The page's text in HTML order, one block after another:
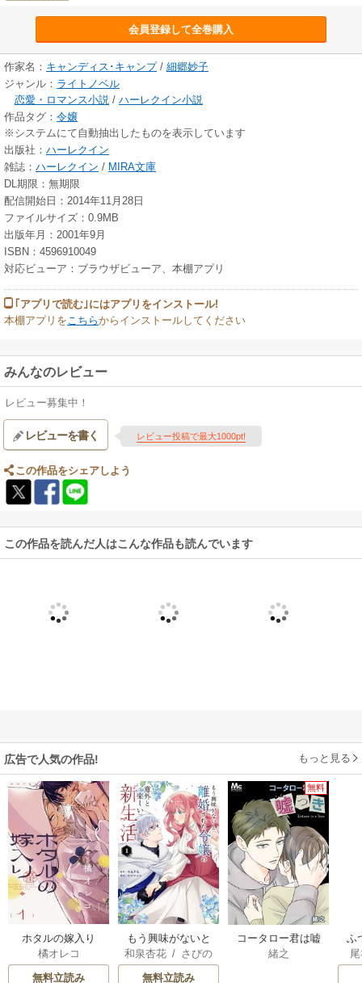
会員登録して全巻購入
作家名： キャンディス･キャンプ/ 細郷妙子
ジャンル： ライトノベル
恋愛・ロマンス小説 / ハーレクイン小説
作品タグ： 令嬢
※システムにて自動抽出したものを表示しています
出版社： ハーレクイン
雑誌： ハーレクイン / MIRA文庫
DL期限：無期限
配信開始日：2014年11月28日
ファイルサイズ：0.9MB
出版年月：2001年9月
ISBN：4596910049
対応ビューア：ブラウザビューア、本棚アプリ
｢アプリで読む｣にはアプリをインストール!
本棚アプリを こちらからインストールしてください
みんなのレビュー
レビュー募集中！
レビューを書く レビュー投稿で最大1000pt!
この作品をシェアしよう
この作品を読んだ人はこんな作品も読んでいます
広告で人気の作品! もっと見る
ホタルの嫁入り
橘オレコ
無料立読み
もう興味がないと
離婚された令嬢の
意外と楽しい新生
和泉杏花 / さびの
ぶち
無料立読み
無料
コータロー君は嘘
つき【タテヨミ】
緒之
ふ